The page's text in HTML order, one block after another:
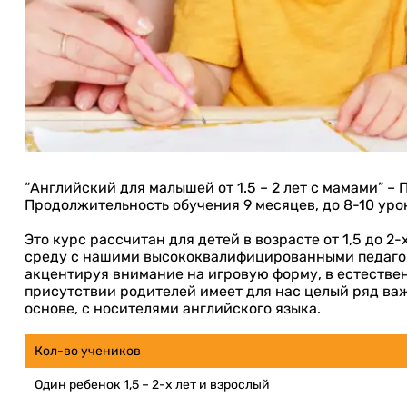
“Английский для малышей от 1.5 – 2 лет с мамами”
Продолжительность обучения 9 месяцев, до 8-10
Это курс рассчитан для детей в возрасте от 1,5 до
среду с нашими высококвалифицированными
акцентируя внимание на игровую форму, в
присутствии родителей имеет для нас целый ряд
основе, с носителями английского языка.
Кол-во учеников
Один ребенок 1,5 – 2-х лет и взрослый